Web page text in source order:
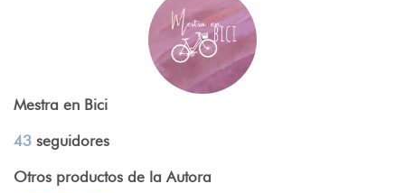
Mestra en Bici
43 seguidores
Otros productos de la Autora